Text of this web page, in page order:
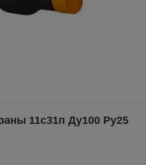
11с31п Ду100 Ру25